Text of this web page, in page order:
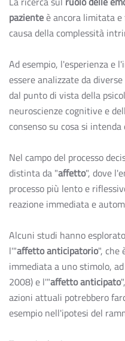
pazienteè ancora limitata
causa della complessità
Ad esempio, l'esperienza e
essere analizzate da
dal punto di vista della
neuroscienze cognitive e
consenso su cosa si
Nel campo del processo
distinta da "affetto", dove
processo più lento e
reazione immediata e
Alcuni studi hanno
l'"affetto anticipatorio", che
immediata a uno stimolo,
2008) e l'"affetto anticipato
azioni attuali potrebbero
esempio nell'ipotesi del